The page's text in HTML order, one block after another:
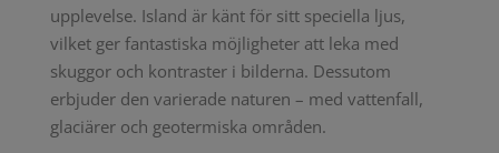
upplevelse. Island är känt för sitt speciella ljus,
vilket ger fantastiska möjligheter att leka med
skuggor och kontraster i bilderna. Dessutom
erbjuder den varierade naturen – med vattenfall,
glaciärer och geotermiska områden.